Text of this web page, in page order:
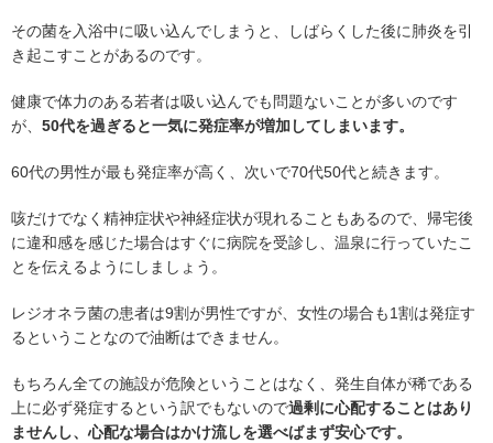
その菌を入浴中に吸い込んでしまうと、しばらくした後に肺炎を引
き起こすことがあるのです。
健康で体力のある若者は吸い込んでも問題ないことが多いのです
が、 50代を過ぎると一気に発症率が増加してしまいます。
60代の男性が最も発症率が高く、次いで70代50代と続きます。
咳だけでなく精神症状や神経症状が現れることもあるので、帰宅後
に違和感を感じた場合はすぐに病院を受診し、温泉に行っていたこ
とを伝えるようにしましょう。
レジオネラ菌の患者は9割が男性ですが、女性の場合も1割は発症す
るということなので油断はできません。
もちろん全ての施設が危険ということはなく、発生自体が稀である
上に必ず発症するという訳でもないので過剰に心配することはあり
ませんし、心配な場合はかけ流しを選べばまず安心です。